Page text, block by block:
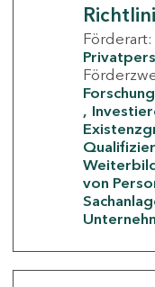
Förderart:
von